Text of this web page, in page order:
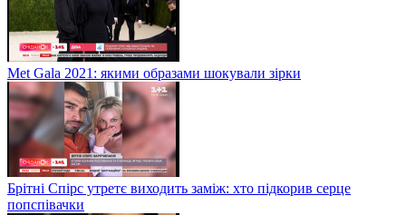
Met Gala 2021: якими образами шокували зірки
Брітні Спірс утретє виходить заміж: хто підкорив серце
попспівачки